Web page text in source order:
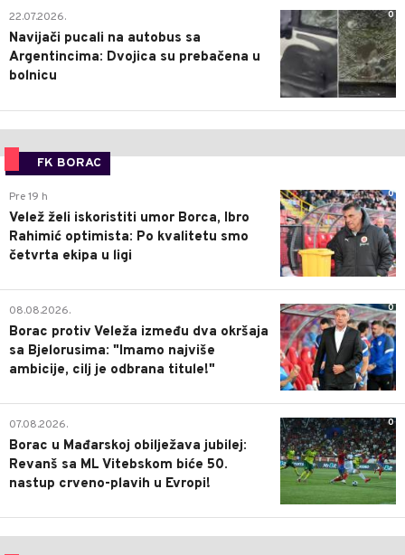
0
22.07.2026.
Navijači pucali na autobus sa
Argentincima: Dvojica su prebačena u
bolnicu
FK BORAC
0
Pre 19 h
Velež želi iskoristiti umor Borca, Ibro
Rahimić optimista: Po kvalitetu smo
četvrta ekipa u ligi
0
08.08.2026.
Borac protiv Veleža između dva okršaja
sa Bjelorusima: "Imamo najviše
ambicije, cilj je odbrana titule!"
0
07.08.2026.
Borac u Mađarskoj obilježava jubilej:
Revanš sa ML Vitebskom biće 50.
nastup crveno-plavih u Evropi!